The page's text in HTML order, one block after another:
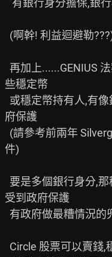
些穩定幣
府保護
件)
受到政府保護